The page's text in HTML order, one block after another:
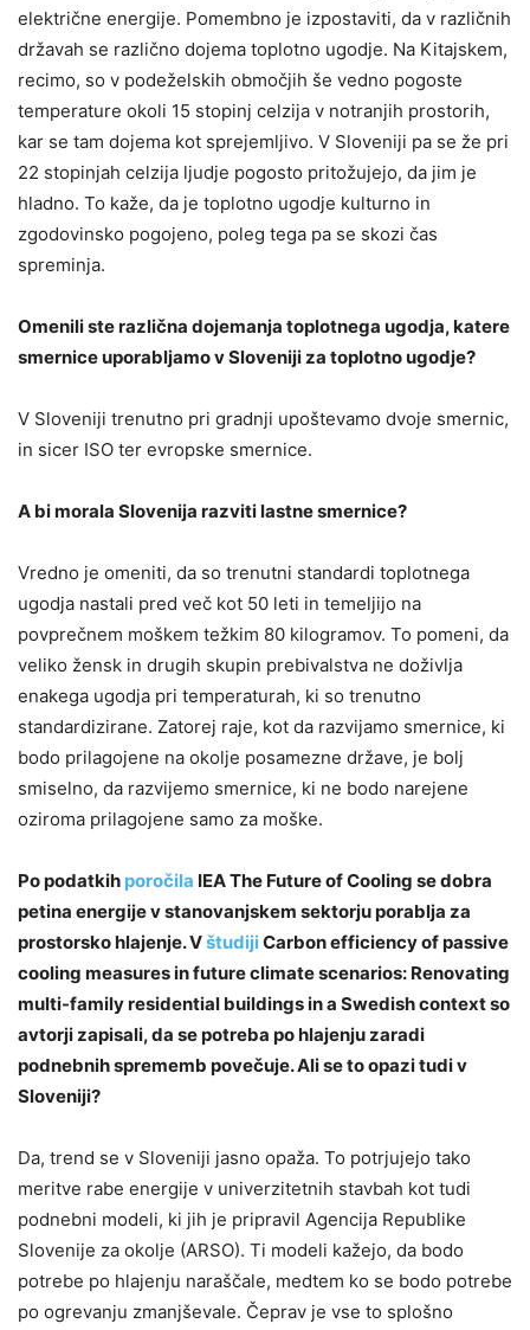
električne energije. Pomembno je izpostaviti, da v različnih
državah se različno dojema toplotno ugodje. Na Kitajskem,
recimo, so v podeželskih območjih še vedno pogoste
temperature okoli 15 stopinj celzija v notranjih prostorih,
kar se tam dojema kot sprejemljivo. V Sloveniji pa se že pri
22 stopinjah celzija ljudje pogosto pritožujejo, da jim je
hladno. To kaže, da je toplotno ugodje kulturno in
zgodovinsko pogojeno, poleg tega pa se skozi čas
spreminja.
Omenili ste različna dojemanja toplotnega ugodja, katere
smernice uporabljamo v Sloveniji za toplotno ugodje?
V Sloveniji trenutno pri gradnji upoštevamo dvoje smernic,
in sicer ISO ter evropske smernice.
A bi morala Slovenija razviti lastne smernice?
Vredno je omeniti, da so trenutni standardi toplotnega
ugodja nastali pred več kot 50 leti in temeljijo na
povprečnem moškem težkim 80 kilogramov. To pomeni, da
veliko žensk in drugih skupin prebivalstva ne doživlja
enakega ugodja pri temperaturah, ki so trenutno
standardizirane. Zatorej raje, kot da razvijamo smernice, ki
bodo prilagojene na okolje posamezne države, je bolj
smiselno, da razvijemo smernice, ki ne bodo narejene
oziroma prilagojene samo za moške.
Po podatkih poročila IEA The Future of Cooling se dobra
petina energije v stanovanjskem sektorju porablja za
prostorsko hlajenje. VštudijiCarbon efficiency of passive
cooling measures in future climate scenarios: Renovating
multi-family residential buildings in a Swedish context so
avtorji zapisali, da se potreba po hlajenju zaradi
podnebnih sprememb povečuje. Ali se to opazi tudi v
Sloveniji?
Da, trend se v Sloveniji jasno opaža. To potrjujejo tako
meritve rabe energije v univerzitetnih stavbah kot tudi
podnebni modeli, ki jih je pripravil Agencija Republike
Slovenije za okolje (ARSO). Ti modeli kažejo, da bodo
potrebe po hlajenju naraščale, medtem ko se bodo potrebe
po ogrevanju zmanjševale. Čeprav je vse to splošno